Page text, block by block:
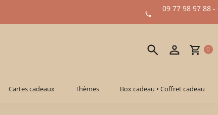
09 77 98 97 88 -
0
Cartes cadeaux Thèmes Box cadeau • Coffret cadeau